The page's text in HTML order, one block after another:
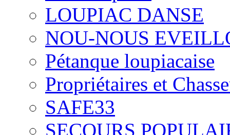
LOUPIAC DANSE
NOU-NOUS
Pétanque loupiacaise
Propriétaires et
SAFE33
SECOURS